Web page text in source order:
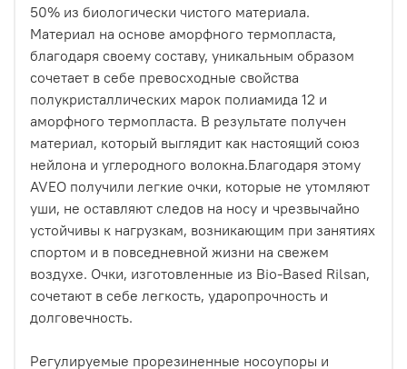
50% из биологически чистого материала.
Материал на основе аморфного термопласта,
благодаря своему составу, уникальным образом
сочетает в себе превосходные свойства
полукристаллических марок полиамида 12 и
аморфного термопласта. В результате получен
материал, который выглядит как настоящий союз
нейлона и углеродного волокна.Благодаря этому
AVEO получили легкие очки, которые не утомляют
уши, не оставляют следов на носу и чрезвычайно
устойчивы к нагрузкам, возникающим при занятиях
спортом и в повседневной жизни на свежем
воздухе. Очки, изготовленные из Bio-Based Rilsan,
сочетают в себе легкость, ударопрочность и
долговечность.
Регулируемые прорезиненные носоупоры и